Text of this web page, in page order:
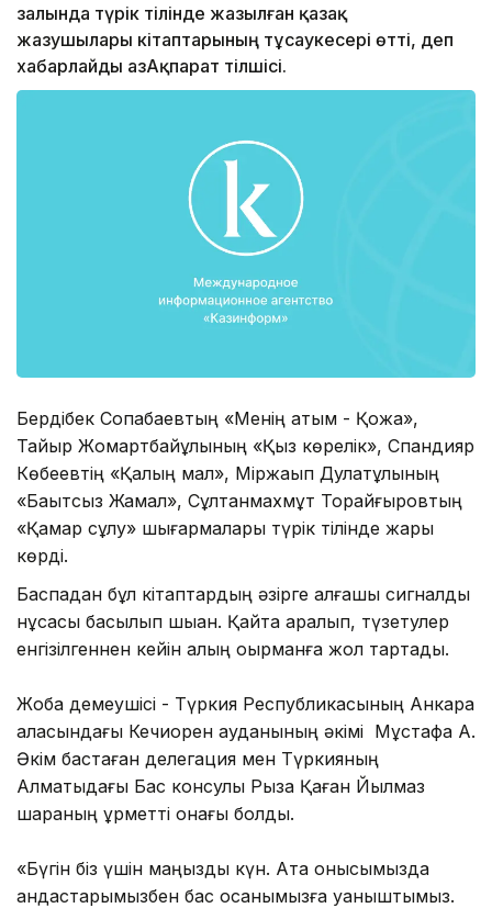
залында түрік тілінде жазылған қазақ
жазушылары кітаптарының тұсаукесері өтті, деп
хабарлайды ҚазАқпарат тілшісі.
Бердібек Соқпақбаевтың «Менің атым - Қожа»,
Тайыр Жомартбайұлының «Қыз көрелік», Спандияр
Көбеевтің «Қалың мал», Міржақып Дулатұлының
«Бақытсыз Жамал», Сұлтанмахмұт Торайғыровтың
«Қамар сұлу» шығармалары түрік тілінде жарық
көрді.
Баспадан бұл кітаптардың әзірге алғашқы сигналды
нұсқасы басылып шыққан. Қайта қаралып, түзетулер
енгізілгеннен кейін қалың оқырманға жол тартады.
Жоба демеушісі - Түркия Республикасының Анкара
қаласындағы Кечиорен ауданының әкімі Мұстафа Ақ.
Әкім бастаған делегация мен Түркияның
Алматыдағы Бас консулы Рыза Қаған Йылмаз
шараның құрметті қонағы болды.
«Бүгін біз үшін маңызды күн. Ата қонысымызда
қандастарымызбен бас қосқанымызға қуаныштымыз.